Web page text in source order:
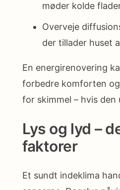
møder kolde
Overveje
der tillader huset
En energirenovering
forbedre komforten
for skimmel – hvis
Lys og lyd –
faktorer
Et sundt indeklima